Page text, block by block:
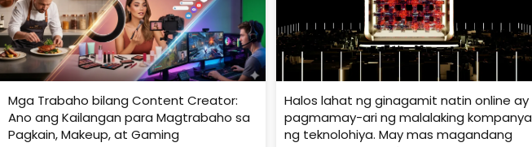
Mga Trabaho bilang Content Creator:
Ano ang Kailangan para Magtrabaho sa
Pagkain, Makeup, at Gaming
Halos lahat ng ginagamit natin online ay
pagmamay-ari ng malalaking kompanya
ng teknolohiya. May mas magandang